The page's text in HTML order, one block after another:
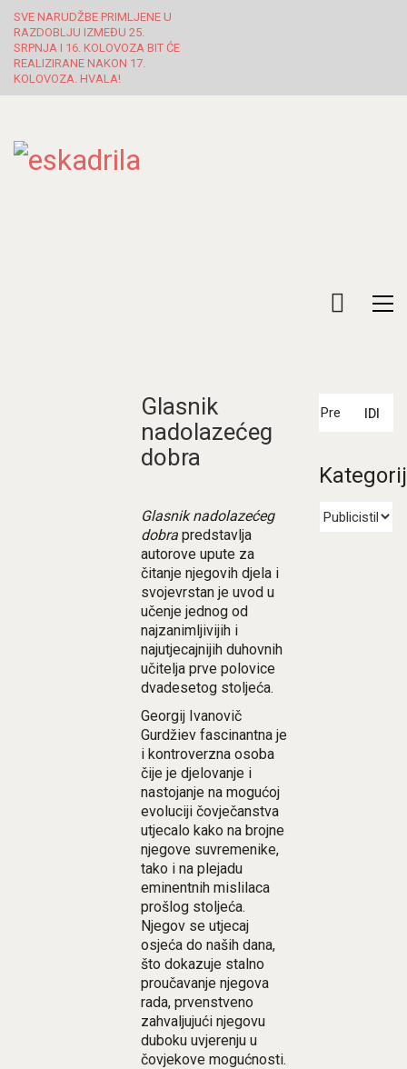
SVE NARUDŽBE PRIMLJENE U
RAZDOBLJU IZMEĐU 25.
SRPNJA I 16. KOLOVOZA BIT ĆE
REALIZIRANE NAKON 17.
KOLOVOZA. HVALA!
Glasnik
nadolazećeg
dobra
Glasnik nadolazećeg
dobra predstavlja
autorove upute za
čitanje njegovih djela i
svojevrstan je uvod u
učenje jednog od
najzanimljivijih i
najutjecajnijih duhovnih
učitelja prve polovice
dvadesetog stoljeća.
Georgij Ivanovič
Gurdžiev fascinantna je
i kontroverzna osoba
čije je djelovanje i
nastojanje na mogućoj
evoluciji čovječanstva
utjecalo kako na brojne
njegove suvremenike,
tako i na plejadu
eminentnih mislilaca
prošlog stoljeća.
Njegov se utjecaj
osjeća do naših dana,
što dokazuje stalno
proučavanje njegova
rada, prvenstveno
zahvaljujući njegovu
duboku uvjerenju u
čovjekove mogućnosti.
IDI